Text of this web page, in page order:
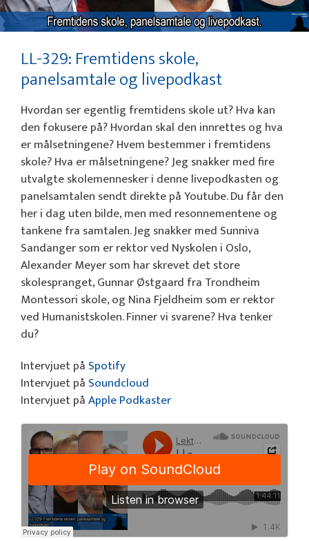
LL-329: Fremtidens skole,
panelsamtale og livepodkast
Hvordan ser egentlig fremtidens skole ut? Hva kan
den fokusere på? Hvordan skal den innrettes og hva
er målsetningene? Hvem bestemmer i fremtidens
skole? Hva er målsetningene? Jeg snakker med fire
utvalgte skolemennesker i denne livepodkasten og
panelsamtalen sendt direkte på Youtube. Du får den
her i dag uten bilde, men med resonnementene og
tankene fra samtalen. Jeg snakker med Sunniva
Sandanger som er rektor ved Nyskolen i Oslo,
Alexander Meyer som har skrevet det store
skolespranget, Gunnar Østgaard fra Trondheim
Montessori skole, og Nina Fjeldheim som er rektor
ved Humanistskolen. Finner vi svarene? Hva tenker
du?
Intervjuet på Spotify
Intervjuet på Soundcloud
Intervjuet påApple Podkaster